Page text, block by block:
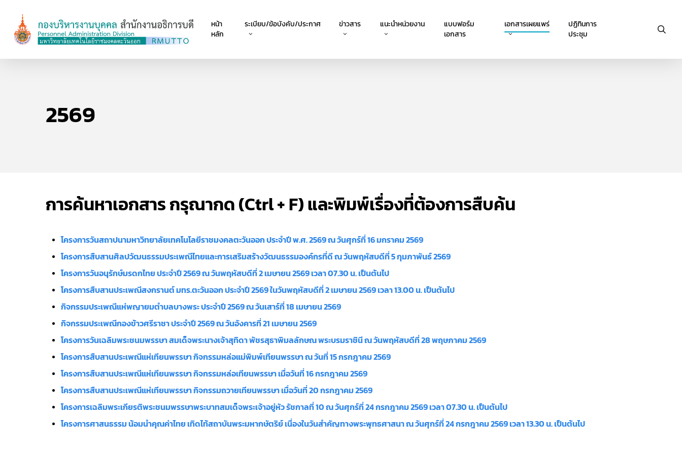
main
content
หน้า
หลัก
ระเบียบ/ข้อบังคับ/ประกาศ ข่าวสาร แนะนำหน่วยงาน
แบบฟอร์ม
เอกสาร
เอกสารเผยแพร่
ปฏิทินการ
ประชุม
2569
การค้นหาเอกสาร กรุณากด (Ctrl + F) และพิมพ์เรื่องที่ต้องการสืบค้น
โครงการวันสถาปนามหาวิทยาลัยเทคโนโลยีราชมงคลตะวันออก ประจำปี พ.ศ. 2569 ณ วันศุกร์ที่ 16 มกราคม 2569
โครงการสืบสานศิลปวัฒนธรรมประเพณีไทยและการเสริมสร้างวัฒนธรรมองค์กรที่ดี ณ วันพฤหัสบดีที่ 5 กุมภาพันธ์ 2569
โครงการวันอนุรักษ์มรดกไทย ประจำปี 2569 ณ วันพฤหัสบดีที่ 2 เมษายน 2569 เวลา 07.30 น. เป็นต้นไป
โครงการสืบสานประเพณีสงกรานต์ มทร.ตะวันออก ประจำปี 2569 ในวันพฤหัสบดีที่ 2 เมษายน 2569 เวลา 13.00 น. เป็นต้นไป
กิจกรรมประเพณีแห่พญายมตำบลบางพระ ประจำปี 2569 ณ วันเสาร์ที่ 18 เมษายน 2569
กิจกรรมประเพณีกองข้าวศรีราชา ประจำปี 2569 ณ วันอังคารที่ 21 เมษายน 2569
โครงการวันเฉลิมพระชนมพรรษา สมเด็จพระนางเจ้าสุทิดา พัชรสุธาพิมลลักษณ พระบรมราชินี ณ วันพฤหัสบดีที่ 28 พฤษภาคม 2569
โครงการสืบสานประเพณีแห่เทียนพรรษา กิจกรรมหล่อแม่พิมพ์เทียนพรรษา ณ วันที่ 15 กรกฎาคม 2569
โครงการสืบสานประเพณีแห่เทียนพรรษา กิจกรรมหล่อเทียนพรรษา เมื่อวันที่ 16 กรกฎาคม 2569
โครงการสืบสานประเพณีแห่เทียนพรรษา กิจกรรมถวายเทียนพรรษา เมื่อวันที่ 20 กรกฎาคม 2569
โครงการเฉลิมพระเกียรติพระชนมพรรษาพระบาทสมเด็จพระเจ้าอยู่หัว รัชกาลที่ 10 ณ วันศุกร์ที่ 24 กรกฎาคม 2569 เวลา 07.30 น. เป็นต้นไป
โครงการศาสนธรรม น้อมนำคุณค่าไทย เทิดไท้สถาบันพระมหากษัตริย์ เนื่องในวันสำคัญทางพระพุทธศาสนา ณ วันศุกร์ที่ 24 กรกฎาคม 2569 เวลา 13.30 น. เป็นต้นไป